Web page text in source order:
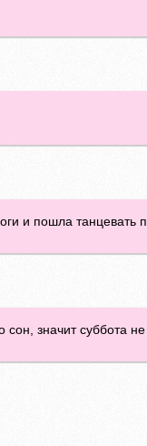
и пошла танцевать
значит суббота